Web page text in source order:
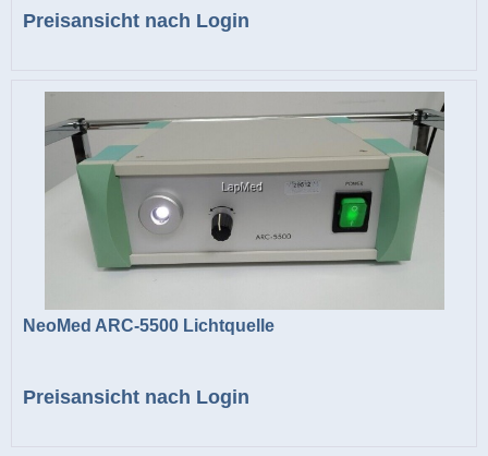
Preisansicht nach Login
NeoMed ARC-5500 Lichtquelle
Preisansicht nach Login